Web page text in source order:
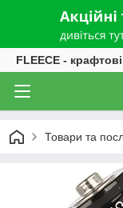
FLEECE -
Товари та